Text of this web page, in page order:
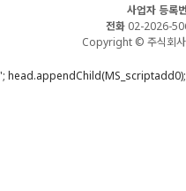
사업자 등록
전화02-2026-
Copyright © 주식회
';